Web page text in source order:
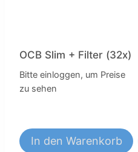
OCB Slim + Filter (32x)
Bitte einloggen, um Preise
zu sehen
In den Warenkorb